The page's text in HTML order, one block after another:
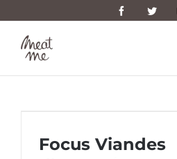
content
Facebook
Kobé
Focus Viandes